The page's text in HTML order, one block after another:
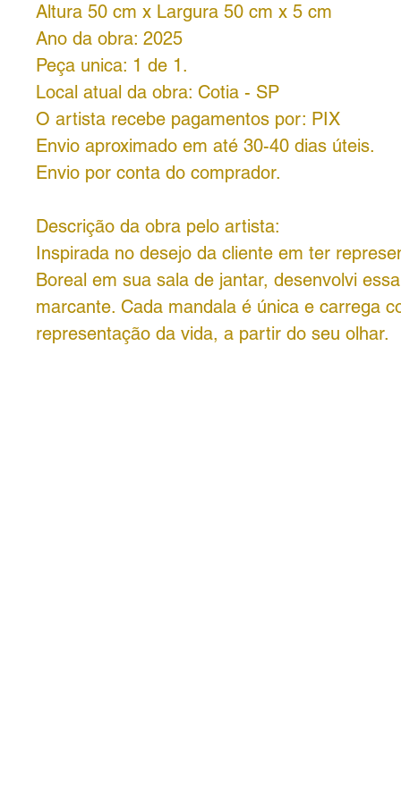
Altura 50 cm x Largura 50 cm x 5 cm
Ano da obra: 2025
Peça unica: 1 de 1.
Local atual da obra: Cotia - SP
O artista recebe pagamentos por: PIX
Envio aproximado em até 30-40 dias úteis.
Envio por conta do comprador.
Descrição da obra pelo artista:
Inspirada no desejo da cliente em ter
Boreal em sua sala de jantar, desenvolvi
marcante. Cada mandala é única e carrega
representação da vida, a partir do seu olhar.